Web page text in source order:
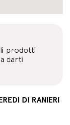
prodotti
darti
DI RANIERI